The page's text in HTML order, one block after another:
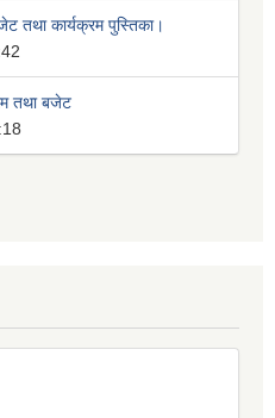
तथा कार्यक्रम पुस्तिका।
तथा बजेट